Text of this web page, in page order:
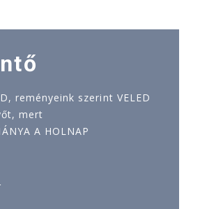
reményeink szerint VELED
mert
A HOLNAP